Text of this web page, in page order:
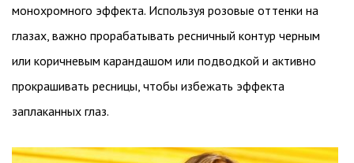
монохромного эффекта. Используя розовые оттенки на
глазах, важно прорабатывать ресничный контур черным
или коричневым карандашом или подводкой и активно
прокрашивать ресницы, чтобы избежать эффекта
заплаканных глаз.